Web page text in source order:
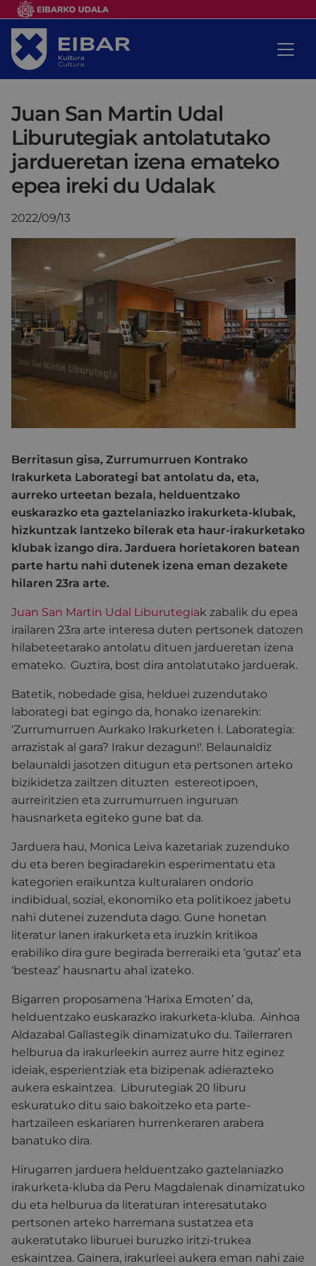
Juan San Martin Udal
Liburutegiak antolatutako
jardueretan izena emateko
epea ireki du Udalak
2022/09/13
Berritasun gisa, Zurrumurruen Kontrako
Irakurketa Laborategi bat antolatu da, eta,
aurreko urteetan bezala, helduentzako
euskarazko eta gaztelaniazko irakurketa-klubak,
hizkuntzak lantzeko bilerak eta haur-irakurketako
klubak izango dira. Jarduera horietakoren batean
parte hartu nahi dutenek izena eman dezakete
hilaren 23ra arte.
Juan San Martin Udal Liburutegiak zabalik du epea
irailaren 23ra arte interesa duten pertsonek datozen
hilabeteetarako antolatu dituen jardueretan izena
emateko. Guztira, bost dira antolatutako jarduerak.
Batetik, nobedade gisa, helduei zuzendutako
laborategi bat egingo da, honako izenarekin:
'Zurrumurruen Aurkako Irakurketen I. Laborategia:
arrazistak al gara? Irakur dezagun!'. Belaunaldiz
belaunaldi jasotzen ditugun eta pertsonen arteko
bizikidetza zailtzen dituzten estereotipoen,
aurreiritzien eta zurrumurruen inguruan
hausnarketa egiteko gune bat da.
Jarduera hau, Monica Leiva kazetariak zuzenduko
du eta beren begiradarekin esperimentatu eta
kategorien eraikuntza kulturalaren ondorio
indibidual, sozial, ekonomiko eta politikoez jabetu
nahi dutenei zuzenduta dago. Gune honetan
literatur lanen irakurketa eta iruzkin kritikoa
erabiliko dira gure begirada berreraiki eta ‘gutaz’ eta
‘besteaz’ hausnartu ahal izateko.
Bigarren proposamena ‘Harixa Emoten’ da,
helduentzako euskarazko irakurketa-kluba. Ainhoa
Aldazabal Gallastegik dinamizatuko du. Tailerraren
helburua da irakurleekin aurrez aurre hitz eginez
ideiak, esperientziak eta bizipenak adierazteko
aukera eskaintzea. Liburutegiak 20 liburu
eskuratuko ditu saio bakoitzeko eta parte-
hartzaileen eskariaren hurrenkeraren arabera
banatuko dira.
Hirugarren jarduera helduentzako gaztelaniazko
irakurketa-kluba da Peru Magdalenak dinamizatuko
du eta helburua da literaturan interesatutako
pertsonen arteko harremana sustatzea eta
aukeratutako liburuei buruzko iritzi-trukea
eskaintzea. Gainera, irakurleei aukera eman nahi zaie